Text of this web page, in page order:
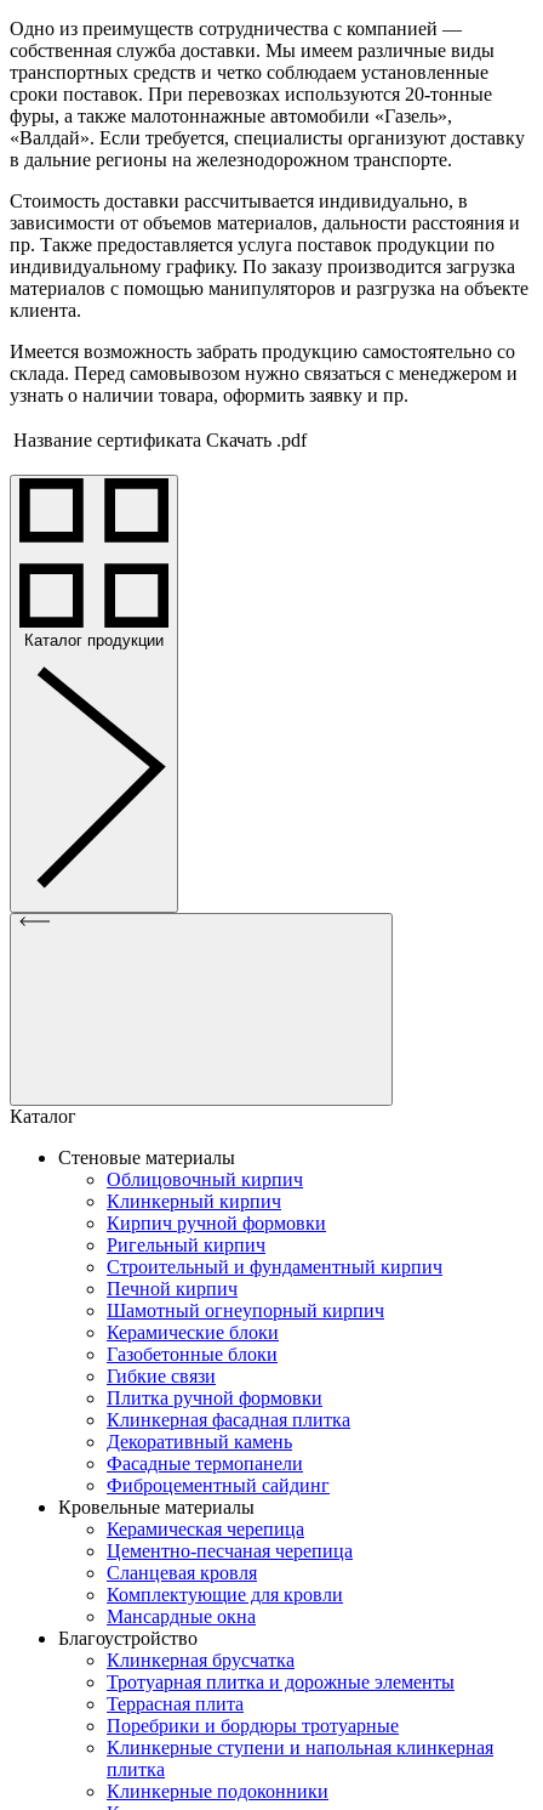
Одно из преимуществ сотрудничества с компанией —
собственная служба доставки. Мы имеем различные виды
транспортных средств и четко соблюдаем установленные
сроки поставок. При перевозках используются 20-тонные
фуры, а также малотоннажные автомобили «Газель»,
«Валдай». Если требуется, специалисты организуют доставку
в дальние регионы на железнодорожном транспорте.
Стоимость доставки рассчитывается индивидуально, в
зависимости от объемов материалов, дальности расстояния и
пр. Также предоставляется услуга поставок продукции по
индивидуальному графику. По заказу производится загрузка
материалов с помощью манипуляторов и разгрузка на объекте
клиента.
Имеется возможность забрать продукцию самостоятельно со
склада. Перед самовывозом нужно связаться с менеджером и
узнать о наличии товара, оформить заявку и пр.
Название сертификата Скачать .pdf
Каталог продукции
Каталог
Стеновые материалы
Облицовочный кирпич
Клинкерный кирпич
Кирпич ручной формовки
Ригельный кирпич
Строительный и фундаментный кирпич
Печной кирпич
Шамотный огнеупорный кирпич
Керамические блоки
Газобетонные блоки
Гибкие связи
Плитка ручной формовки
Клинкерная фасадная плитка
Декоративный камень
Фасадные термопанели
Фиброцементный сайдинг
Кровельные материалы
Керамическая черепица
Цементно-песчаная черепица
Сланцевая кровля
Комплектующие для кровли
Мансардные окна
Благоустройство
Клинкерная брусчатка
Тротуарная плитка и дорожные элементы
Террасная плита
Поребрики и бордюры тротуарные
Клинкерные ступени и напольная клинкерная
плитка
Клинкерные подоконники